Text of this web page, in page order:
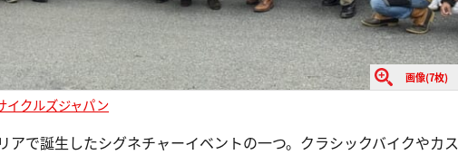
画像(7枚)
イクルズジャパン
アで誕生したシグネチャーイベントの一つ。クラシックバイクやカス